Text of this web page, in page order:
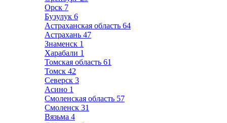
Орск 7
Бузулук 6
Астраханская область 64
Астрахань 47
Знаменск 1
Харабали 1
Томская область 61
Томск 42
Северск 3
Асино 1
Смоленская область 57
Смоленск 31
Вязьма 4